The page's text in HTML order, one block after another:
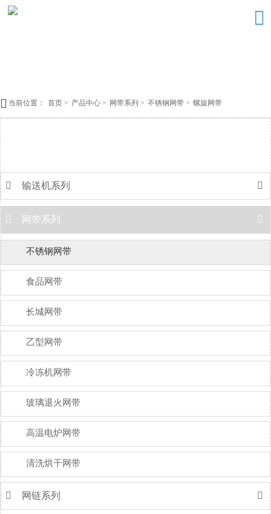

 当前位置： 首页 > 产品中心 > 网带系列 > 不锈钢网带 > 螺旋网带
 输送机系列 
 网带系列 
不锈钢网带
食品网带
长城网带
乙型网带
冷冻机网带
玻璃退火网带
高温电炉网带
清洗烘干网带
 网链系列 